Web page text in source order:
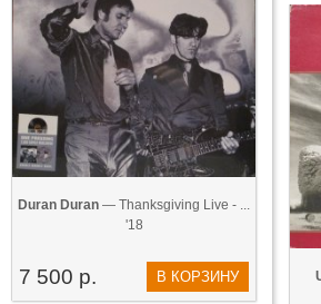
Duran Duran — Thanksgiving Live - ...
'18
7 500 р. В КОРЗИНУ